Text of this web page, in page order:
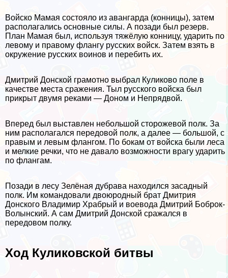
Войско Мамая состояло из авангарда (конницы), затем
располагались основные силы. А позади был резерв.
План Мамая был, используя тяжёлую конницу, ударить по
левому и правому флангу русских войск. Затем взять в
окружение русских воинов и перебить их.
Дмитрий Донской грамотно выбрал Куликово поле в
качестве места сражения. Тыл русского войска был
прикрыт двумя реками — Доном и Непрядвой.
Вперед был выставлен небольшой сторожевой полк. За
ним располагался передовой полк, а далее — большой, с
правым и левым флангом. По бокам от войска были леса
и мелкие речки, что не давало возможности врагу ударить
по флангам.
Позади в лесу Зелёная дубрава находился засадный
полк. Им комaндовали двоюродный брат Дмитрия
Донского Владимир Храбрый и воевода Дмитрий Боб­ро­к-
Во­лын­ский. А сам Дмитрий Донской сражался в
передовом полку.
Ход Куликовской битвы